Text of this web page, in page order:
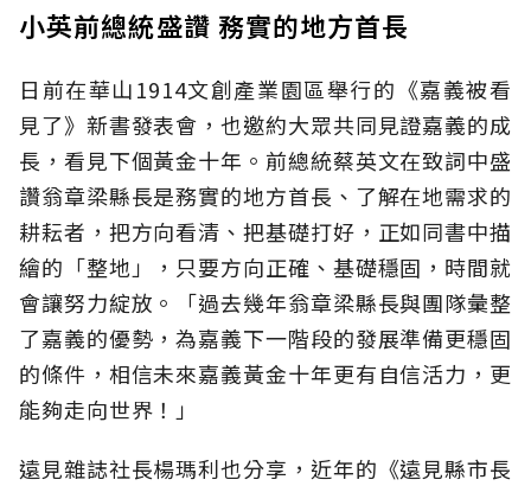
小英前總統盛讚 務實的地方首長
日前在華山1914文創產業園區舉行的《嘉義被看
見了》新書發表會，也邀約大眾共同見證嘉義的成
長，看見下個黃金十年。前總統蔡英文在致詞中盛
讚翁章梁縣長是務實的地方首長、了解在地需求的
耕耘者，把方向看清、把基礎打好，正如同書中描
繪的「整地」，只要方向正確、基礎穩固，時間就
會讓努力綻放。「過去幾年翁章梁縣長與團隊彙整
了嘉義的優勢，為嘉義下一階段的發展準備更穩固
的條件，相信未來嘉義黃金十年更有自信活力，更
能夠走向世界！」
遠見雜誌社長楊瑪利也分享，近年的《遠見縣市長